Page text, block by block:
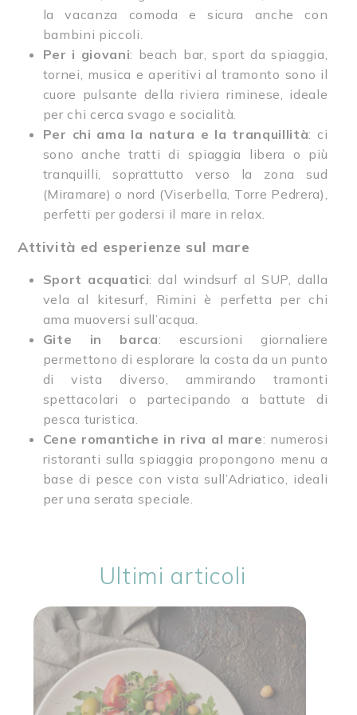
la vacanza comoda e sicura anche con
bambini piccoli.
Per i giovani: beach bar, sport da spiaggia,
tornei, musica e aperitivi al tramonto sono il
cuore pulsante della riviera riminese, ideale
per chi cerca svago e socialità.
Per chi ama la natura e la tranquillità: ci
sono anche tratti di spiaggia libera o più
tranquilli, soprattutto verso la zona sud
(Miramare) o nord (Viserbella, Torre Pedrera),
perfetti per godersi il mare in relax.
Attività ed esperienze sul mare
Sport acquatici: dal windsurf al SUP, dalla
vela al kitesurf, Rimini è perfetta per chi
ama muoversi sull’acqua.
Gite in barca: escursioni giornaliere
permettono di esplorare la costa da un punto
di vista diverso, ammirando tramonti
spettacolari o partecipando a battute di
pesca turistica.
Cene romantiche in riva al mare: numerosi
ristoranti sulla spiaggia propongono menu a
base di pesce con vista sull’Adriatico, ideali
per una serata speciale.
Ultimi articoli